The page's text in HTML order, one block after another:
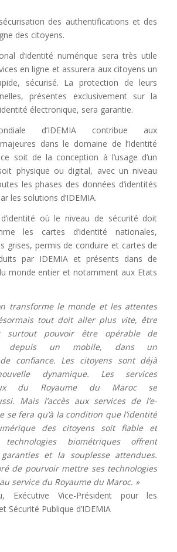
des authentifications et des
des citoyens.
d’identité numérique sera très utile
en ligne et assurera aux citoyens un
sécurisé. La protection de leurs
présentes exclusivement sur la
électronique, sera garantie.
d’IDEMIA contribue aux
dans le domaine de l’Identité
soit de la conception à l’usage d’un
physique ou digital, avec un niveau
les phases des données d’identités
les solutions d’IDEMIA.
où le niveau de sécurité doit
les cartes d’identité nationales,
grises, permis de conduire et cartes de
par IDEMIA et présents dans de
monde entier et notamment aux Etats
transforme le monde et les attentes
tout doit aller plus vite, être
surtout pouvoir être opérable de
depuis un mobile, dans un
confiance. Les citoyens sont déjà
dynamique. Les services
du Royaume du Maroc se
Mais l’accès aux services de l’e-
se fera qu’à la condition que l’identité
des citoyens soit fiable et
biométriques offrent
et la souplesse attendues.
de pourvoir mettre ses technologies
service du Royaume du Maroc. »
Exécutive Vice-Président pour les
Sécurité Publique d’IDEMIA